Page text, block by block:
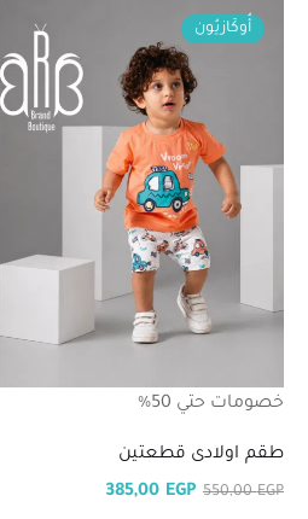
أُوكَازيُون
خصومات حتي 50%
طقم اولادى قطعتين
550,00EGP
385,00 EGP